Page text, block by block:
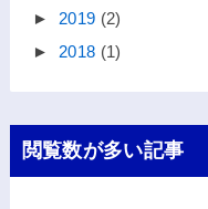
► 2019 (2)
► 2018 (1)
閲覧数が多い記事